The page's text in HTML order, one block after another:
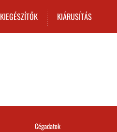
KIEGÉSZÍTŐK KIÁRUSÍTÁS
Cégadatok